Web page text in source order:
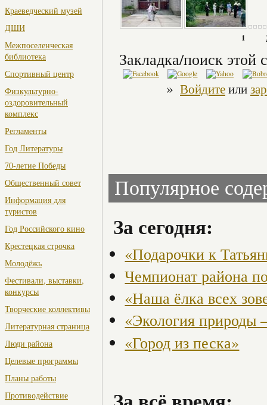
Краеведческий музей
ДШИ
Межпоселенческая
библиотека
Спортивный центр
Физкультурно-
оздоровительный
комплекс
Регламенты
Год Литературы
70-летие Победы
Общественный совет
Информация для
туристов
Год Российского кино
Крестецкая строчка
Молодёжь
Фестивали, выставки,
конкурсы
Творческие коллективы
Литературная страница
Люди района
Целевые программы
Планы работы
Противодействие
1
Закладка/поиск этой
» Войдитеили
Популярное
За сегодня:
«Подарочки к
Чемпионат района
«Наша ёлка всех
«Экология природы
«Город из песка»